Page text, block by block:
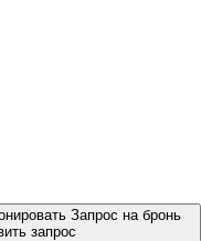
Запрос на бронь
запрос